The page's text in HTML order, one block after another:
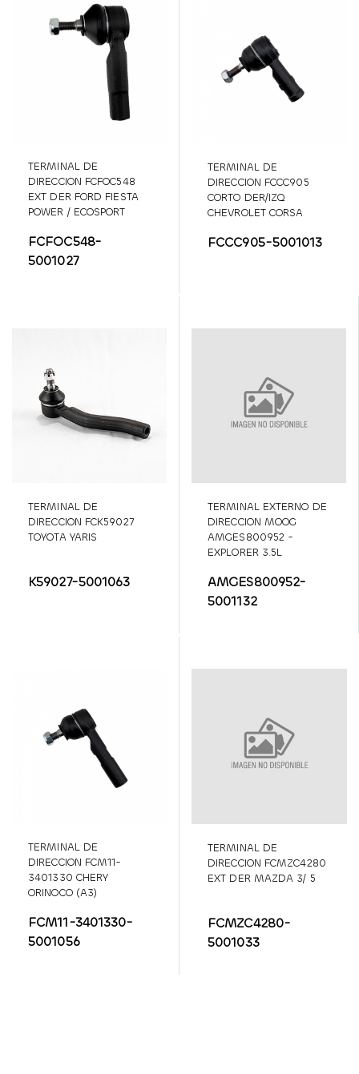
TERMINAL DE
DIRECCION FCFOC548
EXT DER FORD FIESTA
POWER / ECOSPORT
FCFOC548-
5001027
TERMINAL DE
DIRECCION FCCC905
CORTO DER/IZQ
CHEVROLET CORSA
FCCC905-5001013
TERMINAL DE
DIRECCION FCK59027
TOYOTA YARIS
K59027-5001063
TERMINAL EXTERNO DE
DIRECCION MOOG
AMGES800952 -
EXPLORER 3.5L
AMGES800952-
5001132
TERMINAL DE
DIRECCION FCM11-
3401330 CHERY
ORINOCO (A3)
FCM11-3401330-
5001056
TERMINAL DE
DIRECCION FCMZC4280
EXT DER MAZDA 3/ 5
FCMZC4280-
5001033